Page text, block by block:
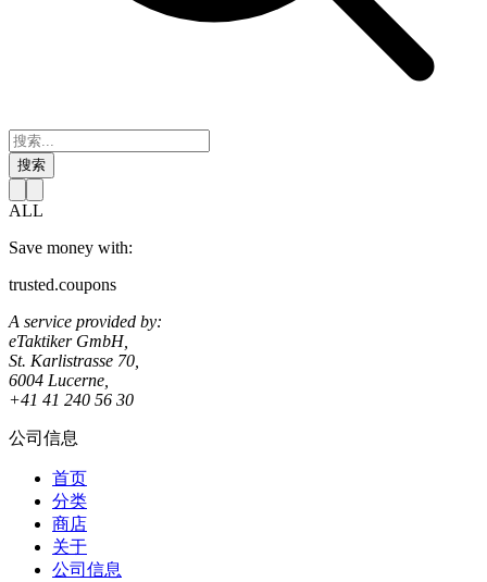
搜索
ALL
Save money with:
trusted.coupons
A service provided by:
eTaktiker GmbH,
St. Karlistrasse 70,
6004 Lucerne,
+41 41 240 56 30
公司信息
首页
分类
商店
关于
公司信息